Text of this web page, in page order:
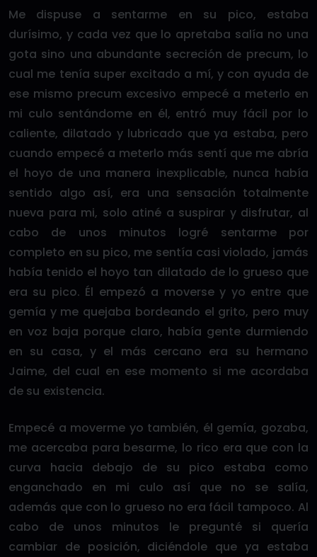
Me dispuse a sentarme en su pico, estaba
durísimo, y cada vez que lo apretaba salía no una
gota sino una abundante secreción de precum, lo
cual me tenía super excitado a mí, y con ayuda de
ese mismo precum excesivo empecé a meterlo en
mi culo sentándome en él, entró muy fácil por lo
caliente, dilatado y lubricado que ya estaba, pero
cuando empecé a meterlo más sentí que me abría
el hoyo de una manera inexplicable, nunca había
sentido algo así, era una sensación totalmente
nueva para mi, solo atiné a suspirar y disfrutar, al
cabo de unos minutos logré sentarme por
completo en su pico, me sentía casi violado, jamás
había tenido el hoyo tan dilatado de lo grueso que
era su pico. Él empezó a moverse y yo entre que
gemía y me quejaba bordeando el grito, pero muy
en voz baja porque claro, había gente durmiendo
en su casa, y el más cercano era su hermano
Jaime, del cual en ese momento si me acordaba
de su existencia.
Empecé a moverme yo también, él gemía, gozaba,
me acercaba para besarme, lo rico era que con la
curva hacia debajo de su pico estaba como
enganchado en mi culo así que no se salía,
además que con lo grueso no era fácil tampoco. Al
cabo de unos minutos le pregunté si quería
cambiar de posición, diciéndole que ya estaba